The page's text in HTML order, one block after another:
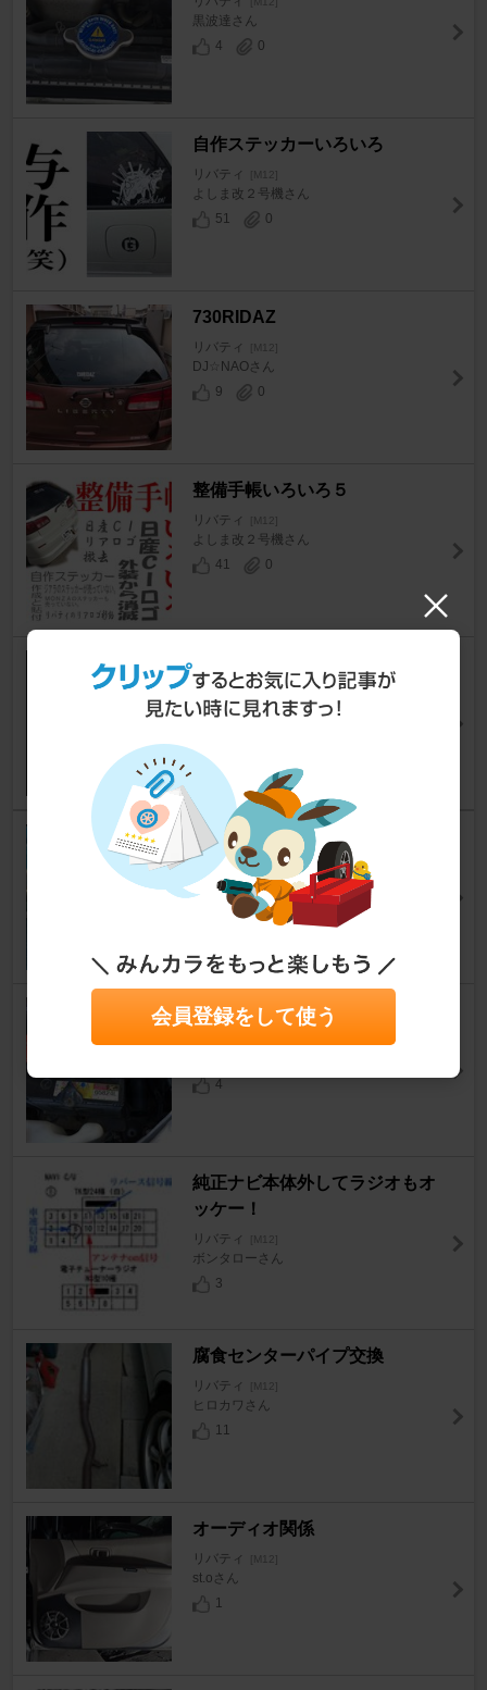
黒波達さん
4
0
自作ステッカーいろいろ
リバティ [M12]
よしま改２号機さん
51
0
730RIDAZ
リバティ [M12]
DJ☆NAOさん
9
0
整備手帳いろいろ５
リバティ [M12]
よしま改２号機さん
41
0
リアワイパー 根元の簡易塗装
リバティ [M12]
すっとことも太郎さん
マフラー交換
リバティ [M12]
リュガ2000さん
オルタネーターを交換
4
純正ナビ本体外してラジオもオ
ッケー！
リバティ [M12]
ボンタローさん
3
腐食センターパイプ交換
リバティ [M12]
ヒロカワさん
11
オーディオ関係
リバティ [M12]
st.oさん
1
会員登録をして使う